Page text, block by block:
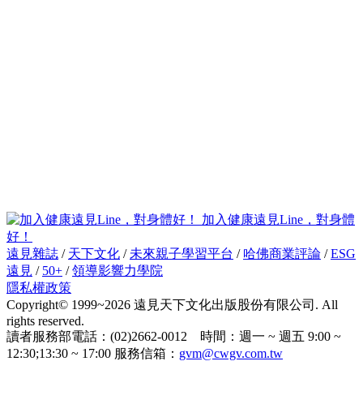
加入健康遠見Line，對身體
好！
遠見雜誌 / 天下文化 / 未來親子學習平台 / 哈佛商業評論 /ESG
遠見 / 50+ /領導影響力學院
隱私權政策
Copyright© 1999~2026 遠見天下文化出版股份有限公司. All
rights reserved.
讀者服務部電話：(02)2662-0012 時間：週一 ~ 週五 9:00 ~
12:30;13:30 ~ 17:00 服務信箱： gvm@cwgv.com.tw